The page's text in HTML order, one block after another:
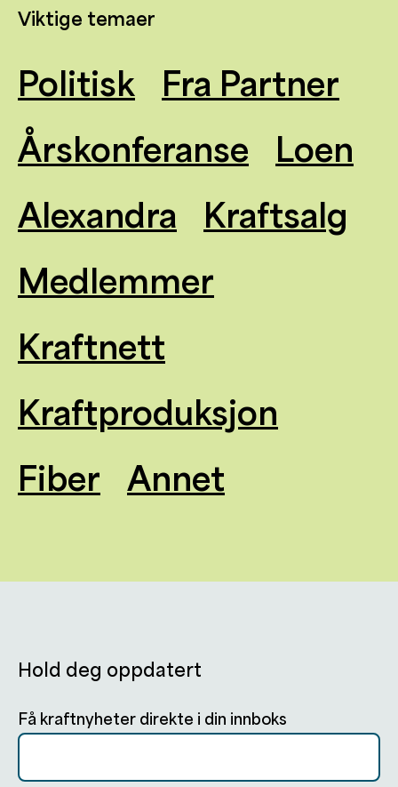
Viktige temaer
Politisk
Fra Partner
Årskonferanse
Loen
Alexandra
Kraftsalg
Medlemmer
Kraftnett
Kraftproduksjon
Fiber
Annet
Hold deg oppdatert
Få kraftnyheter direkte i din innboks